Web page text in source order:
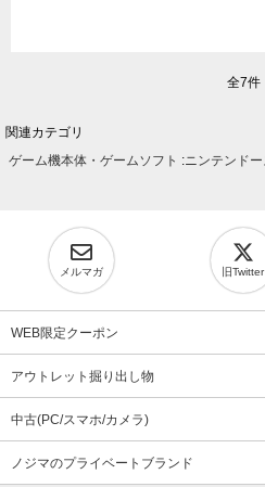
全7件
関連カテゴリ
ゲーム機本体・ゲームソフト :ニンテンド
メルマガ 旧Twitter
WEB限定クーポン
アウトレット掘り出し物
中古(PC/スマホ/カメラ)
ノジマのプライベートブランド